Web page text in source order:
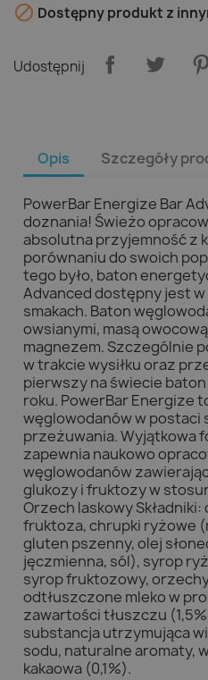
 Dostępny produkt z
Udostępnij
Opis Szczegóły
PowerBar Energize Bar
doznania! Świeżo
absolutna przyjemność z
porównaniu do swoich
tego było, baton
Advanced dostępny jest
smakach. Baton
owsianymi, masą
magnezem. Szczególnie
w trakcie wysiłku oraz
pierwszy na świecie
roku. PowerBar Energize
węglowodanów w postaci
przeżuwania. Wyjątkowa
zapewnia naukowo
węglowodanów
glukozy i fruktozy w
Orzech laskowy
fruktoza, chrupki ryżowe
gluten pszenny, olej
jęczmienna, sól), syrop
syrop fruktozowy,
odtłuszczone mleko w
zawartości tłuszczu
substancja utrzymująca
sodu, naturalne aromaty,
kakaowa (0,1%).